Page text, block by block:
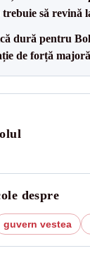
să revină
dură pentru
de forță
despre
guvern vestea